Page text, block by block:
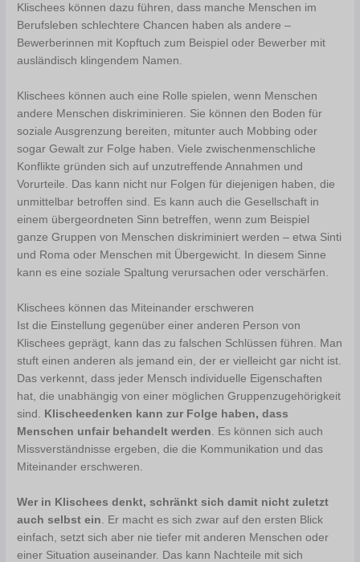
Klischees können dazu führen, dass manche Menschen im
Berufsleben schlechtere Chancen haben als andere –
Bewerberinnen mit Kopftuch zum Beispiel oder Bewerber mit
ausländisch klingendem Namen.
Klischees können auch eine Rolle spielen, wenn Menschen
andere Menschen diskriminieren. Sie können den Boden für
soziale Ausgrenzung bereiten, mitunter auch Mobbing oder
sogar Gewalt zur Folge haben. Viele zwischenmenschliche
Konflikte gründen sich auf unzutreffende Annahmen und
Vorurteile. Das kann nicht nur Folgen für diejenigen haben, die
unmittelbar betroffen sind. Es kann auch die Gesellschaft in
einem übergeordneten Sinn betreffen, wenn zum Beispiel
ganze Gruppen von Menschen diskriminiert werden – etwa Sinti
und Roma oder Menschen mit Übergewicht. In diesem Sinne
kann es eine soziale Spaltung verursachen oder verschärfen.
Klischees können das Miteinander erschweren
Ist die Einstellung gegenüber einer anderen Person von
Klischees geprägt, kann das zu falschen Schlüssen führen. Man
stuft einen anderen als jemand ein, der er vielleicht gar nicht ist.
Das verkennt, dass jeder Mensch individuelle Eigenschaften
hat, die unabhängig von einer möglichen Gruppenzugehörigkeit
sind. Klischeedenken kann zur Folge haben, dass
Menschen unfair behandelt werden . Es können sich auch
Missverständnisse ergeben, die die Kommunikation und das
Miteinander erschweren.
Wer in Klischees denkt, schränkt sich damit nicht zuletzt
auch selbst ein . Er macht es sich zwar auf den ersten Blick
einfach, setzt sich aber nie tiefer mit anderen Menschen oder
einer Situation auseinander. Das kann Nachteile mit sich